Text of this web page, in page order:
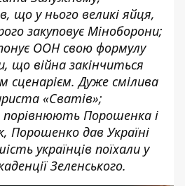
що у нього великі яйця,
закуповує Міноборони;
ООН свою формулу
що війна закінчиться
сценарієм. Дуже смілива
«Сватів»;
порівнюють Порошенка і
Порошенко дав Україні
українців поїхали у
Зеленського.